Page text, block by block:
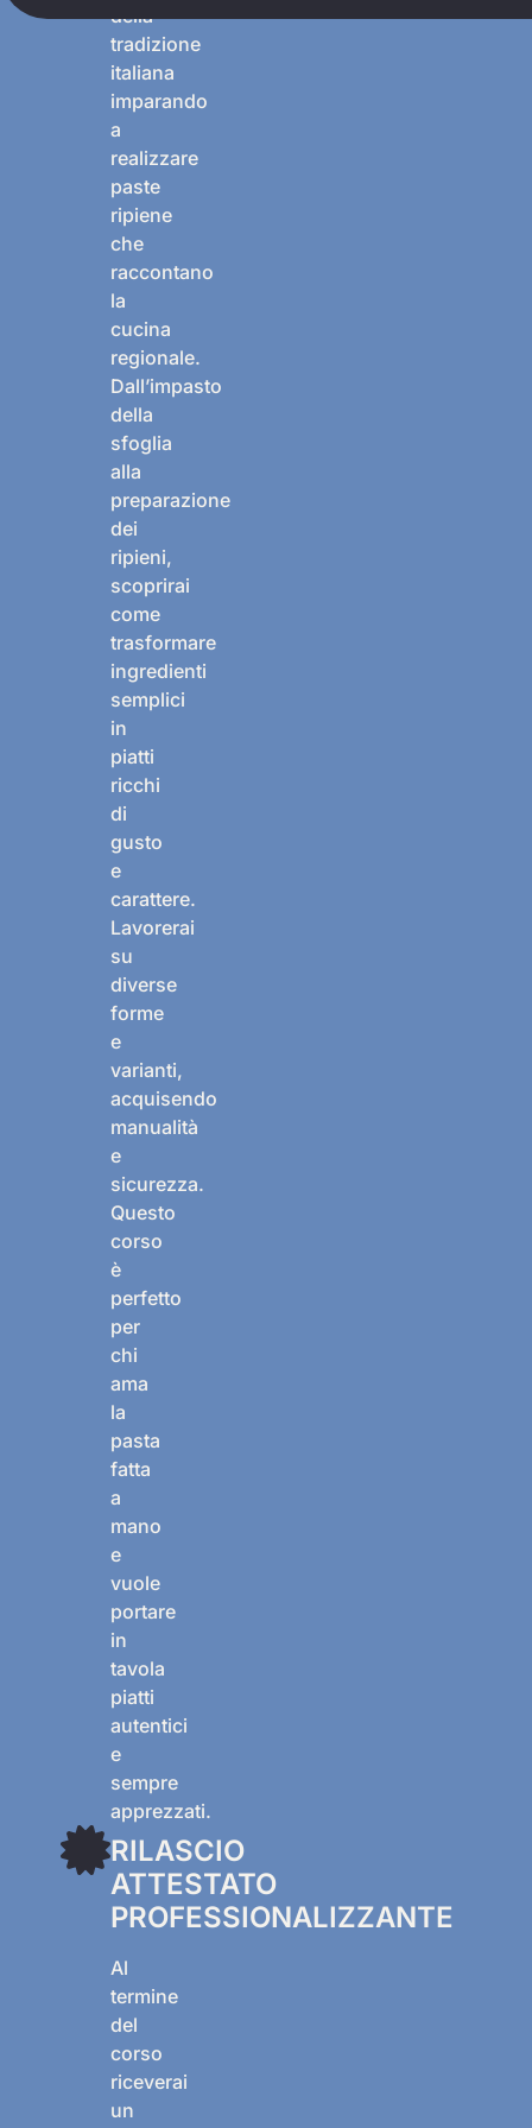
della
tradizione
italiana
imparando
a
realizzare
paste
ripiene
che
raccontano
la
cucina
regionale.
Dall’impasto
della
sfoglia
alla
preparazione
dei
ripieni,
scoprirai
come
trasformare
ingredienti
semplici
in
piatti
ricchi
di
gusto
e
carattere.
Lavorerai
su
diverse
forme
e
varianti,
acquisendo
manualità
e
sicurezza.
Questo
corso
è
perfetto
per
chi
ama
la
pasta
fatta
a
mano
e
vuole
portare
in
tavola
piatti
autentici
e
sempre
apprezzati.
RILASCIO
ATTESTATO
PROFESSIONALIZZANTE
Al
termine
del
corso
riceverai
un